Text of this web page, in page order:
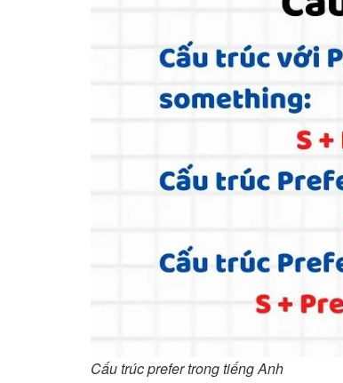
Cấu trúc prefer trong tiếng Anh